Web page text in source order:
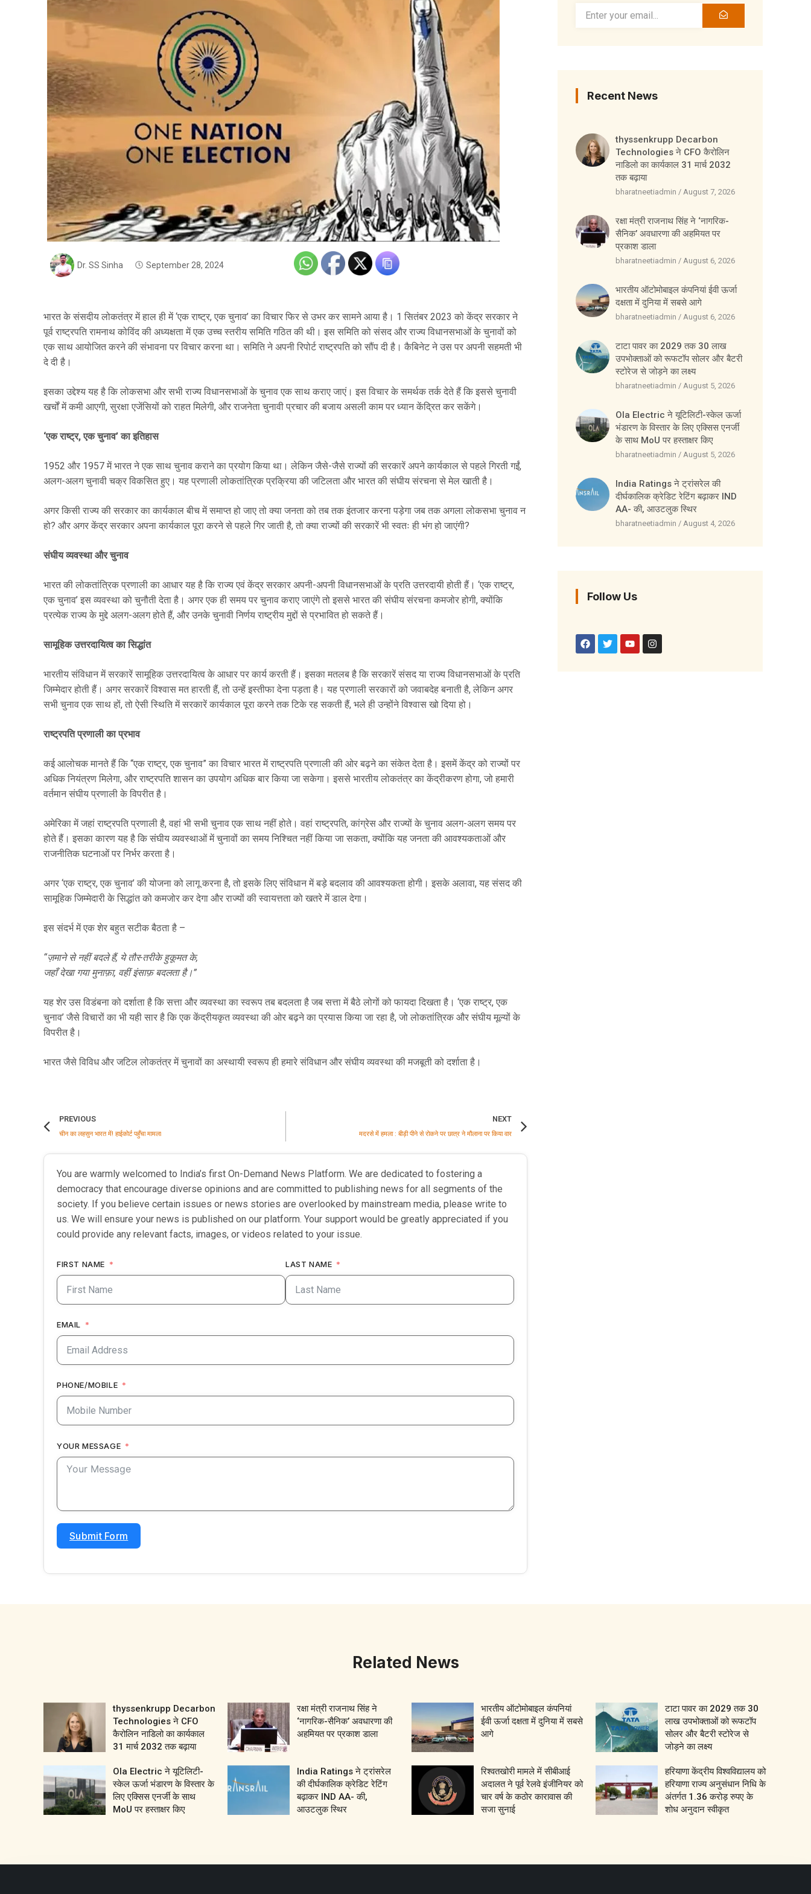
Dr. SS Sinha September 28, 2024
भारत के संसदीय लोकतंत्र में हाल ही में ‘एक राष्ट्र, एक चुनाव’ का विचार फिर से उभर कर सामने आया है। 1 सितंबर 2023 को केंद्र सरकार ने
पूर्व राष्ट्रपति रामनाथ कोविंद की अध्यक्षता में एक उच्च स्तरीय समिति गठित की थी। इस समिति को संसद और राज्य विधानसभाओं के चुनावों को
एक साथ आयोजित करने की संभावना पर विचार करना था। समिति ने अपनी रिपोर्ट राष्ट्रपति को सौंप दी है। कैबिनेट ने उस पर अपनी सहमती भी
दे दी है।
इसका उद्देश्य यह है कि लोकसभा और सभी राज्य विधानसभाओं के चुनाव एक साथ कराए जाएं। इस विचार के समर्थक तर्क देते हैं कि इससे चुनावी
खर्चों में कमी आएगी, सुरक्षा एजेंसियों को राहत मिलेगी, और राजनेता चुनावी प्रचार की बजाय असली काम पर ध्यान केंद्रित कर सकेंगे।
‘एक राष्ट्र, एक चुनाव’ का इतिहास
1952 और 1957 में भारत ने एक साथ चुनाव कराने का प्रयोग किया था। लेकिन जैसे-जैसे राज्यों की सरकारें अपने कार्यकाल से पहले गिरती गईं,
अलग-अलग चुनावी चक्र विकसित हुए। यह प्रणाली लोकतांत्रिक प्रक्रिया की जटिलता और भारत की संघीय संरचना से मेल खाती है।
अगर किसी राज्य की सरकार का कार्यकाल बीच में समाप्त हो जाए तो क्या जनता को तब तक इंतजार करना पड़ेगा जब तक अगला लोकसभा चुनाव न
हो? और अगर केंद्र सरकार अपना कार्यकाल पूरा करने से पहले गिर जाती है, तो क्या राज्यों की सरकारें भी स्वतः ही भंग हो जाएंगी?
संघीय व्यवस्था और चुनाव
भारत की लोकतांत्रिक प्रणाली का आधार यह है कि राज्य एवं केंद्र सरकार अपनी-अपनी विधानसभाओं के प्रति उत्तरदायी होती हैं। ‘एक राष्ट्र,
एक चुनाव’ इस व्यवस्था को चुनौती देता है। अगर एक ही समय पर चुनाव कराए जाएंगे तो इससे भारत की संघीय संरचना कमजोर होगी, क्योंकि
प्रत्येक राज्य के मुद्दे अलग-अलग होते हैं, और उनके चुनावी निर्णय राष्ट्रीय मुद्दों से प्रभावित हो सकते हैं।
सामूहिक उत्तरदायित्व का सिद्धांत
भारतीय संविधान में सरकारें सामूहिक उत्तरदायित्व के आधार पर कार्य करती हैं। इसका मतलब है कि सरकारें संसद या राज्य विधानसभाओं के प्रति
जिम्मेदार होती हैं। अगर सरकारें विश्वास मत हारती हैं, तो उन्हें इस्तीफा देना पड़ता है। यह प्रणाली सरकारों को जवाबदेह बनाती है, लेकिन अगर
सभी चुनाव एक साथ हों, तो ऐसी स्थिति में सरकारें कार्यकाल पूरा करने तक टिके रह सकती हैं, भले ही उन्होंने विश्वास खो दिया हो।
राष्ट्रपति प्रणाली का प्रभाव
कई आलोचक मानते हैं कि “एक राष्ट्र, एक चुनाव” का विचार भारत में राष्ट्रपति प्रणाली की ओर बढ़ने का संकेत देता है। इसमें केंद्र को राज्यों पर
अधिक नियंत्रण मिलेगा, और राष्ट्रपति शासन का उपयोग अधिक बार किया जा सकेगा। इससे भारतीय लोकतंत्र का केंद्रीकरण होगा, जो हमारी
वर्तमान संघीय प्रणाली के विपरीत है।
अमेरिका में जहां राष्ट्रपति प्रणाली है, वहां भी सभी चुनाव एक साथ नहीं होते। वहां राष्ट्रपति, कांग्रेस और राज्यों के चुनाव अलग-अलग समय पर
होते हैं। इसका कारण यह है कि संघीय व्यवस्थाओं में चुनावों का समय निश्चित नहीं किया जा सकता, क्योंकि यह जनता की आवश्यकताओं और
राजनीतिक घटनाओं पर निर्भर करता है।
अगर ‘एक राष्ट्र, एक चुनाव’ की योजना को लागू करना है, तो इसके लिए संविधान में बड़े बदलाव की आवश्यकता होगी। इसके अलावा, यह संसद की
सामूहिक जिम्मेदारी के सिद्धांत को कमजोर कर देगा और राज्यों की स्वायत्तता को खतरे में डाल देगा।
इस संदर्भ में एक शेर बहुत सटीक बैठता है –
“ज़माने से नहीं बदले हैं, ये तौर-तरीके हुकूमत के,
जहाँ देखा गया मुनाफ़ा, वहीं इंसाफ़ बदलता है।”
यह शेर उस विडंबना को दर्शाता है कि सत्ता और व्यवस्था का स्वरूप तब बदलता है जब सत्ता में बैठे लोगों को फायदा दिखता है। ‘एक राष्ट्र, एक
चुनाव’ जैसे विचारों का भी यही सार है कि एक केंद्रीयकृत व्यवस्था की ओर बढ़ने का प्रयास किया जा रहा है, जो लोकतांत्रिक और संघीय मूल्यों के
विपरीत है।
भारत जैसे विविध और जटिल लोकतंत्र में चुनावों का अस्थायी स्वरूप ही हमारे संविधान और संघीय व्यवस्था की मजबूती को दर्शाता है।
PREVIOUS
चीन का लहसुन भारत में! हाईकोर्ट पहुँचा मामला
NEXT
मदरसे में हमला : बीड़ी पीने से रोकने पर छात्र ने मौलाना पर किया वार
You are warmly welcomed to India’s first On-Demand News Platform. We are dedicated to fostering a
democracy that encourage diverse opinions and are committed to publishing news for all segments of the
society. If you believe certain issues or news stories are overlooked by mainstream media, please write to
us. We will ensure your news is published on our platform. Your support would be greatly appreciated if you
could provide any relevant facts, images, or videos related to your issue.
FIRST NAME LAST NAME
EMAIL
PHONE/MOBILE
YOUR MESSAGE
Submit Form
Recent News
thyssenkrupp Decarbon
Technologies ने CFO कैरोलिन
नाडिलो का कार्यकाल 31 मार्च 2032
तक बढ़ाया
bharatneetiadmin August 7, 2026
रक्षा मंत्री राजनाथ सिंह ने ‘नागरिक-
सैनिक’ अवधारणा की अहमियत पर
प्रकाश डाला
bharatneetiadmin August 6, 2026
भारतीय ऑटोमोबाइल कंपनियां ईवी ऊर्जा
दक्षता में दुनिया में सबसे आगे
bharatneetiadmin August 6, 2026
टाटा पावर का 2029 तक 30 लाख
उपभोक्ताओं को रूफटॉप सोलर और बैटरी
स्टोरेज से जोड़ने का लक्ष्य
bharatneetiadmin August 5, 2026
Ola Electric ने यूटिलिटी-स्केल ऊर्जा
भंडारण के विस्तार के लिए एक्सिस एनर्जी
के साथ MoU पर हस्ताक्षर किए
bharatneetiadmin August 5, 2026
India Ratings ने ट्रांसरेल की
दीर्घकालिक क्रेडिट रेटिंग बढ़ाकर IND
AA- की, आउटलुक स्थिर
bharatneetiadmin August 4, 2026
Follow Us
Related News
thyssenkrupp Decarbon
Technologies ने CFO
कैरोलिन नाडिलो का कार्यकाल
31 मार्च 2032 तक बढ़ाया
रक्षा मंत्री राजनाथ सिंह ने
‘नागरिक-सैनिक’ अवधारणा की
अहमियत पर प्रकाश डाला
भारतीय ऑटोमोबाइल कंपनियां
ईवी ऊर्जा दक्षता में दुनिया में सबसे
आगे
टाटा पावर का 2029 तक 30
लाख उपभोक्ताओं को रूफटॉप
सोलर और बैटरी स्टोरेज से
जोड़ने का लक्ष्य
Ola Electric ने यूटिलिटी-
स्केल ऊर्जा भंडारण के विस्तार के
लिए एक्सिस एनर्जी के साथ
MoU पर हस्ताक्षर किए
India Ratings ने ट्रांसरेल
की दीर्घकालिक क्रेडिट रेटिंग
बढ़ाकर IND AA- की,
आउटलुक स्थिर
रिश्वतखोरी मामले में सीबीआई
अदालत ने पूर्व रेलवे इंजीनियर को
चार वर्ष के कठोर कारावास की
सजा सुनाई
हरियाणा केंद्रीय विश्वविद्यालय को
हरियाणा राज्य अनुसंधान निधि के
अंतर्गत 1.36 करोड़ रुपए के
शोध अनुदान स्वीकृत